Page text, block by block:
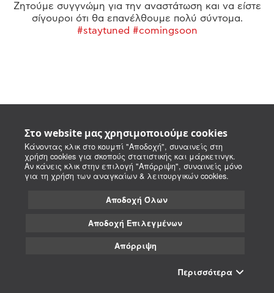
Στο website μας χρησιμοποιούμε cookies
Κάνοντας κλικ στο κουμπί "Αποδοχή", συναινείς στη
χρήση cookies για σκοπούς στατιστικής και μάρκετινγκ.
Αν κάνεις κλικ στην επιλογή "Απόρριψη", συναινείς μόνο
για τη χρήση των αναγκαίων & λειτουργικών cookies.
Αποδοχή Όλων
Αποδοχή Επιλεγμένων
Απόρριψη
Περισσότερα
Ζητούμε συγγνώμη για την αναστάτωση και να είστε
σίγουροι ότι θα επανέλθουμε πολύ σύντομα.
#staytuned #comingsoon